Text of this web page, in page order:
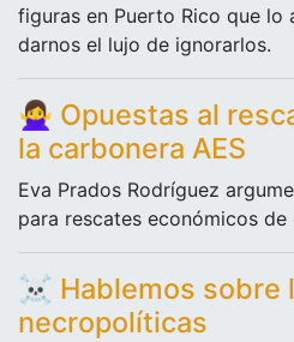
figuras en Puerto Rico que lo
darnos el lujo de ignorarlos.
🙅‍♀️ Opuestas al
la carbonera AES
Eva Prados Rodríguez
para rescates económicos de
☠️ Hablemos sobre
necropolíticas